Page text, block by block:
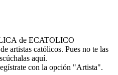
de ECATOLICO
artistas católicos. Pues no te las
aquí.
con la opción "Artista".